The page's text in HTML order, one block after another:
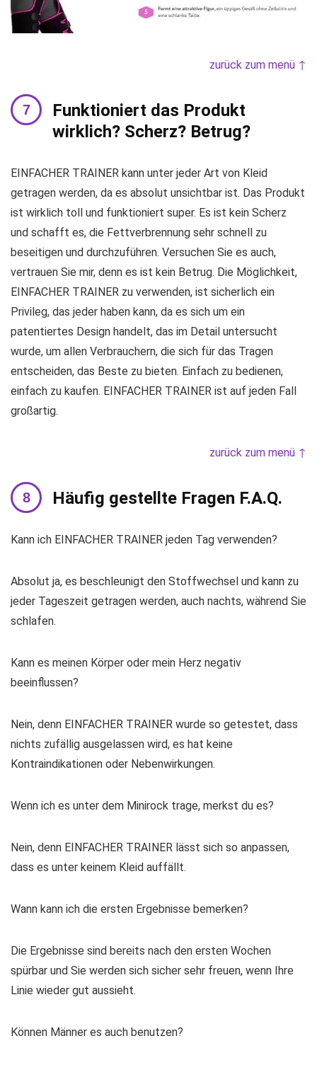
zurück zum menü ↑
Funktioniert das Produkt
wirklich? Scherz? Betrug?
EINFACHER TRAINER kann unter jeder Art von Kleid
getragen werden, da es absolut unsichtbar ist. Das Produkt
ist wirklich toll und funktioniert super. Es ist kein Scherz
und schafft es, die Fettverbrennung sehr schnell zu
beseitigen und durchzuführen. Versuchen Sie es auch,
vertrauen Sie mir, denn es ist kein Betrug. Die Möglichkeit,
EINFACHER TRAINER zu verwenden, ist sicherlich ein
Privileg, das jeder haben kann, da es sich um ein
patentiertes Design handelt, das im Detail untersucht
wurde, um allen Verbrauchern, die sich für das Tragen
entscheiden, das Beste zu bieten. Einfach zu bedienen,
einfach zu kaufen. EINFACHER TRAINER ist auf jeden Fall
großartig.
zurück zum menü ↑
Häufig gestellte Fragen F.A.Q.
Kann ich EINFACHER TRAINER jeden Tag verwenden?
Absolut ja, es beschleunigt den Stoffwechsel und kann zu
jeder Tageszeit getragen werden, auch nachts, während Sie
schlafen.
Kann es meinen Körper oder mein Herz negativ
beeinflussen?
Nein, denn EINFACHER TRAINER wurde so getestet, dass
nichts zufällig ausgelassen wird, es hat keine
Kontraindikationen oder Nebenwirkungen.
Wenn ich es unter dem Minirock trage, merkst du es?
Nein, denn EINFACHER TRAINER lässt sich so anpassen,
dass es unter keinem Kleid auffällt.
Wann kann ich die ersten Ergebnisse bemerken?
Die Ergebnisse sind bereits nach den ersten Wochen
spürbar und Sie werden sich sicher sehr freuen, wenn Ihre
Linie wieder gut aussieht.
Können Männer es auch benutzen?